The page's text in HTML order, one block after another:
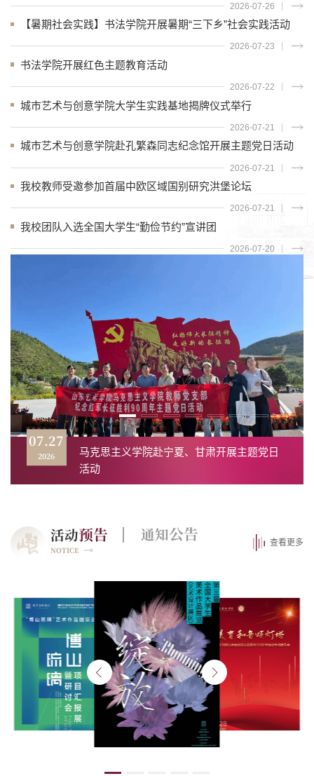
2026-07-26
【暑期社会实践】书法学院开展暑期“三下乡”社会实践活动
2026-07-23
书法学院开展红色主题教育活动
2026-07-22
城市艺术与创意学院大学生实践基地揭牌仪式举行
2026-07-21
城市艺术与创意学院赴孔繁森同志纪念馆开展主题党日活动
2026-07-21
我校教师受邀参加首届中欧区域国别研究洪堡论坛
2026-07-21
我校团队入选全国大学生“勤俭节约”宣讲团
2026-07-20
07.27
2026
马克思主义学院赴宁夏、甘肃开展主题党日
活动
07.26
2026
我校学生在第十四届山东省师范类高校学生
从业技能大赛中获奖
07.23
2026
【暑期社会实践】书法学院开展暑期“三下乡”
社会实践活动
07.22
2026 书法学院开展红色主题教育活动
07.21
2026
城市艺术与创意学院大学生实践基地揭牌仪
式举行
07.21
2026
城市艺术与创意学院赴孔繁森同志纪念馆开
展主题党日活动
07.21
2026
我校教师受邀参加首届中欧区域国别研究洪
堡论坛
07.20
2026 我校团队入选全国大学生“勤俭节约”宣讲团
活动预告
NOTICE
通知公告 查看更多